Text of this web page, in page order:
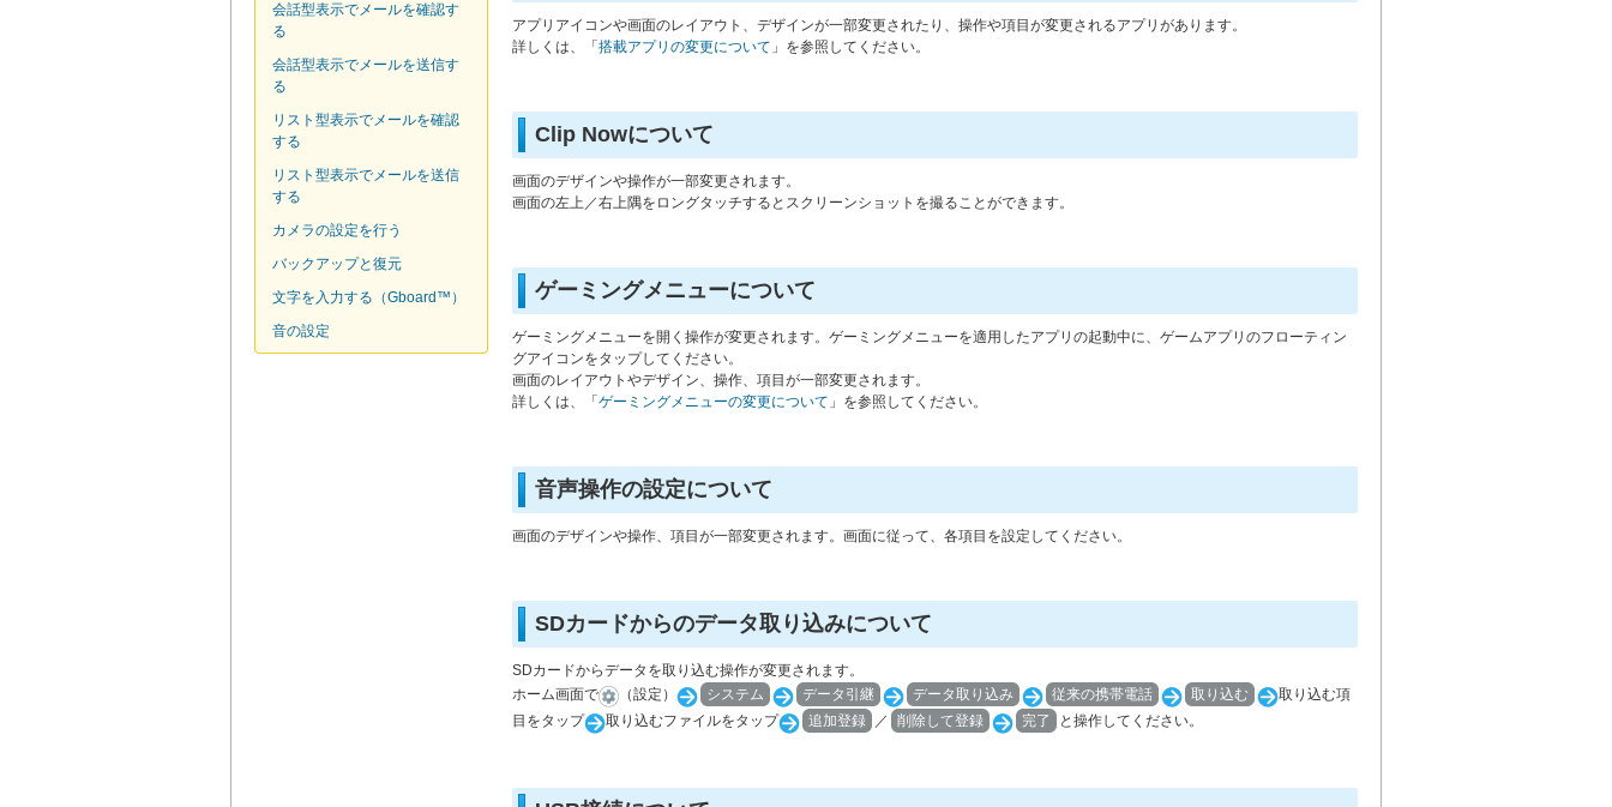
会話型表示でメールを確認す
る
会話型表示でメールを送信す
る
リスト型表示でメールを確認
する
リスト型表示でメールを送信
する
カメラの設定を行う
バックアップと復元
文字を入力する（Gboard™）
音の設定
アプリアイコンや画面のレイアウト、デザインが一部変更されたり、操作や項目が変更されるアプリがあります。
詳しくは、「 搭載アプリの変更について 」を参照してください。
Clip Nowについて
画面のデザインや操作が一部変更されます。
画面の左上／右上隅をロングタッチするとスクリーンショットを撮ることができます。
ゲーミングメニューについて
ゲーミングメニューを開く操作が変更されます。ゲーミングメニューを適用したアプリの起動中に、ゲームアプリのフローティン
グアイコンをタップしてください。
画面のレイアウトやデザイン、操作、項目が一部変更されます。
詳しくは、「 ゲーミングメニューの変更について 」を参照してください。
音声操作の設定について
画面のデザインや操作、項目が一部変更されます。画面に従って、各項目を設定してください。
SDカードからのデータ取り込みについて
SDカードからデータを取り込む操作が変更されます。
ホーム画面で
（設定） システム データ引継 データ取り込み 従来の携帯電話 取り込む
取り込む項
目をタップ
取り込むファイルをタップ 追加登録 ／ 削除して登録 完了 と操作してください。